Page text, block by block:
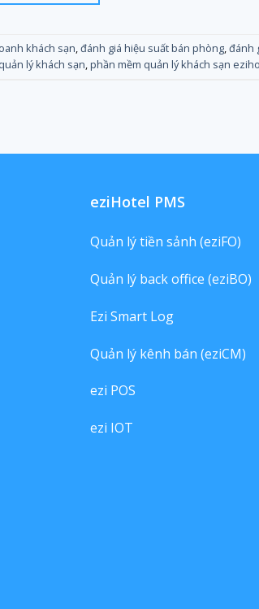
khách sạn,đánh giá hiệu suất bán phòng,đánh
lý khách sạn,phần mềm quản lý khách sạn
eziHotel PMS
Quản lý tiền sảnh (eziFO)
Quản lý back office (eziBO)
Ezi Smart Log
Quản lý kênh bán (eziCM)
ezi POS
ezi IOT